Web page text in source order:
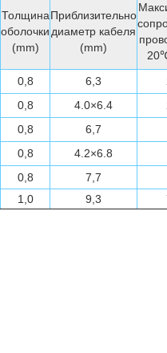
Толщина
оболочки
(mm)
Приблизительно
диаметр кабеля
(mm)
0,8 6,3
0,8 4.0×6.4
0,8 6,7
0,8 4.2×6.8
0,8 7,7
1,0 9,3